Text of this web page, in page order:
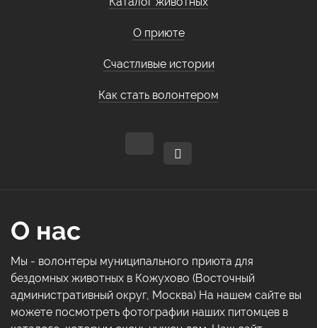
О приюте
Счастливые истории
Как стать волонтером
О нас
Мы - волонтеры муниципального приюта для
бездомных животных в Кожухово (Восточный
административный округ, Москва) На нашем сайте вы
можете посмотреть фотографии наших питомцев в